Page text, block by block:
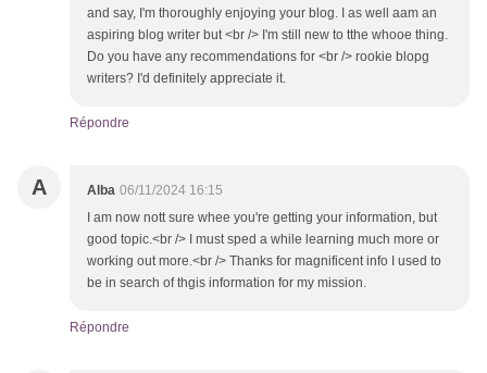
and say, I'm thoroughly enjoying your blog. I as well aam an
aspiring blog writer but <br /> I'm still new to tthe whooe thing.
Do you have any recommendations for <br /> rookie blopg
writers? I'd definitely appreciate it.
Répondre
A Alba 06/11/2024 16:15
I am now nott sure whee you're getting your information, but
good topic.<br /> I must sped a while learning much more or
working out more.<br /> Thanks for magnificent info I used to
be in search of thgis information for my mission.
Répondre